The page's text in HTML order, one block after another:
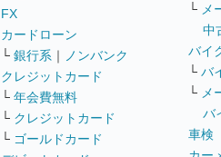
FX
カードローン
└ 銀行系 ｜ ノンバンク
クレジットカード
└ 年会費無料
└ クレジットカード
└ ゴールドカード
└ メ
中
バイ
└ バ
└ メ
バ
車検